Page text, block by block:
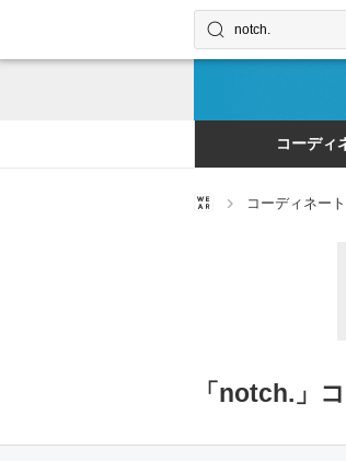
コーディネート
検索する
コーディ
コーディネー
「notch.」